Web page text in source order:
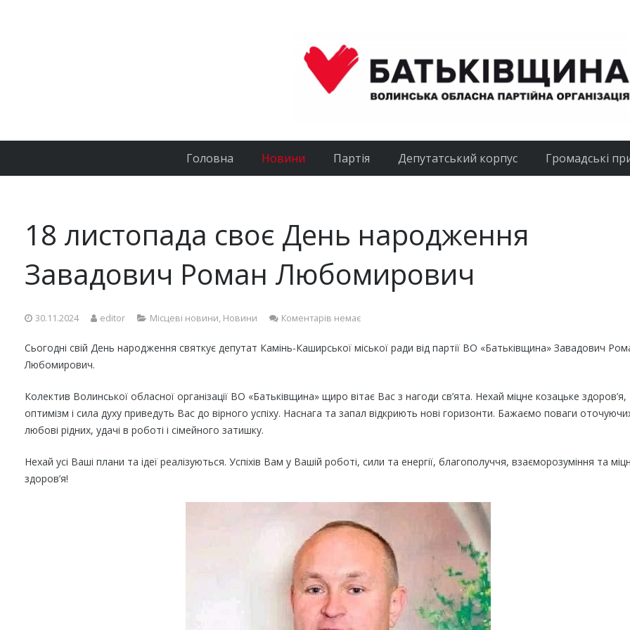
Головна Новини Партія Депутатський корпус Громадські
18 листопада своє День народження
Завадович Роман Любомирович
30.11.2024 editor Місцеві новини, Новини Коментарів немає
Сьогодні свій День народження святкує депутат Камінь-Каширської міської ради від партії ВО «Батьківщина» Завадович
Любомирович.
Колектив Волинської обласної організації ВО «Батьківщина» щиро вітає Вас з нагоди св’ята. Нехай міцне козацьке здоров’я,
оптимізм і сила духу приведуть Вас до вірного успіху. Наснага та запал відкриють нові горизонти. Бажаємо поваги
любові рідних, удачі в роботі і сімейного затишку.
Нехай усі Ваші плани та ідеї реалізуються. Успіхів Вам у Вашій роботі, сили та енергії, благополуччя, взаєморозуміння та
здоров’я!